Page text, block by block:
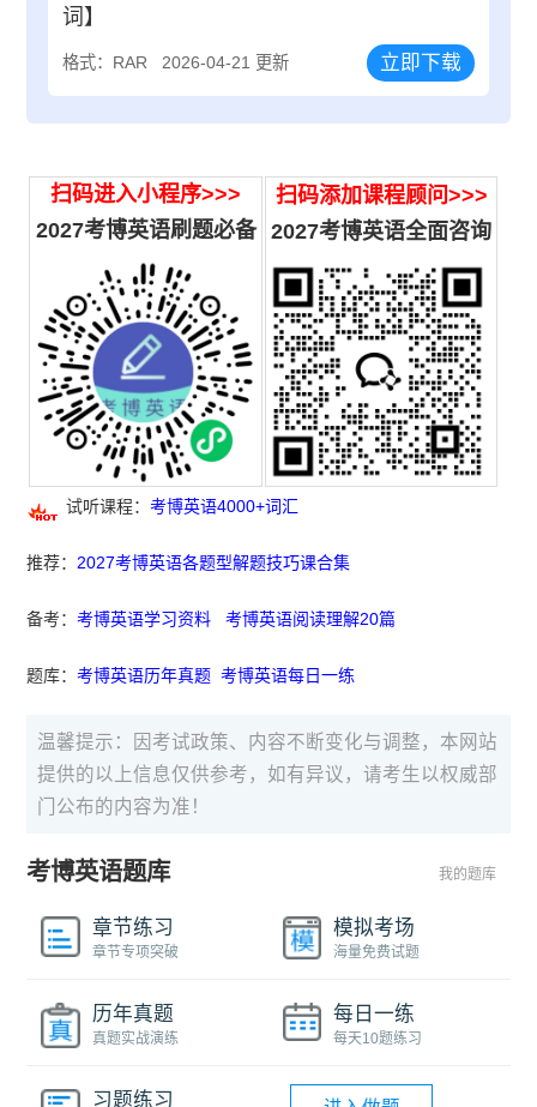
词】
格式：RAR 2026-04-21 更新 立即下载
扫码进入小程序>>>
2027考博英语刷题必备
扫码添加课程顾问>>>
2027考博英语全面咨询
试听课程：考博英语4000+词汇
推荐： 2027考博英语各题型解题技巧课合集
备考：考博英语学习资料 考博英语阅读理解20篇
题库：考博英语历年真题 考博英语每日一练
温馨提示：因考试政策、内容不断变化与调整，本网站
提供的以上信息仅供参考，如有异议，请考生以权威部
门公布的内容为准！
考博英语题库 我的题库
章节练习
章节专项突破
模拟考场
海量免费试题
历年真题
真题实战演练
每日一练
每天10题练习
习题练习